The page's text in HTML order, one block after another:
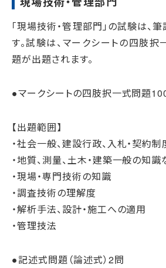
「現場技術・管理部門」の試験は、
す。試験は、マークシートの四肢
題が出題されます。
●マークシートの四肢択一式問題
【出題範囲】
・社会一般、建設行政、入札・契約
・地質、測量、土木・建築一般の知識
・現場・専門技術の知識
・調査技術の理解度
・解析手法、設計・施工への適用
・管理技法
●記述式問題（論述式）2問